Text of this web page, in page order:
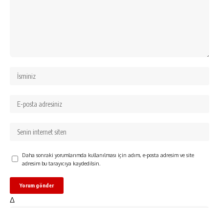
Daha sonraki yorumlarımda kullanılması için adım, e-posta adresim ve site
adresim bu tarayıcıya kaydedilsin.
Δ